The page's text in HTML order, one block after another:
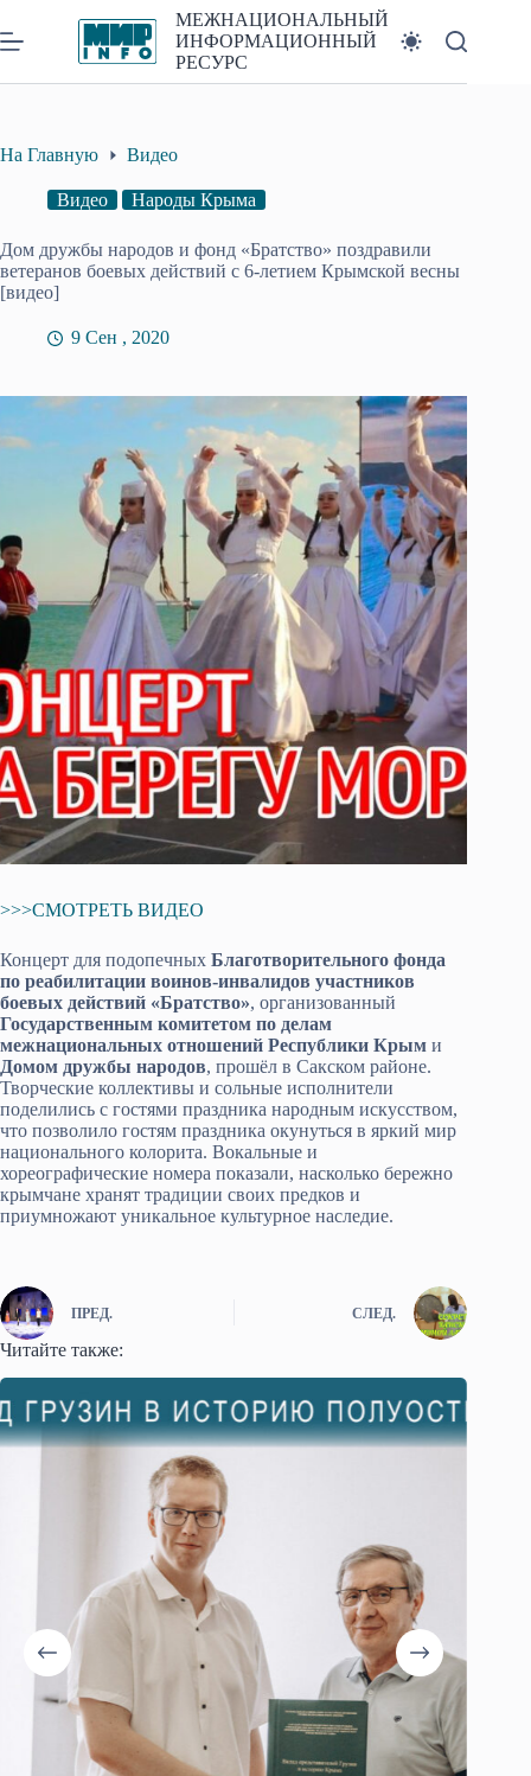
к
сути
МЕЖНАЦИОНАЛЬНЫЙ
ИНФОРМАЦИОННЫЙ
РЕСУРС
На Главную Видео
Видео Народы Крыма
Дом дружбы народов и фонд «Братство» поздравили
ветеранов боевых действий с 6-летием Крымской весны
[видео]
9 Сен , 2020
>>>СМОТРЕТЬ ВИДЕО
Концерт для подопечных Благотворительного фонда
по реабилитации воинов-инвалидов участников
боевых действий «Братство», организованный
Государственным комитетом по делам
межнациональных отношений Республики Крым и
Домом дружбы народов, прошёл в Сакском районе.
Творческие коллективы и сольные исполнители
поделились с гостями праздника народным искусством,
что позволило гостям праздника окунуться в яркий мир
национального колорита. Вокальные и
хореографические номера показали, насколько бережно
крымчане хранят традиции своих предков и
приумножают уникальное культурное наследие.
ПРЕД. СЛЕД.
Читайте также: